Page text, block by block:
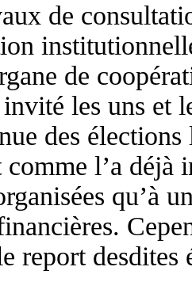
de
de
les uns et
des
l’a déjà
qu’à
report desdites